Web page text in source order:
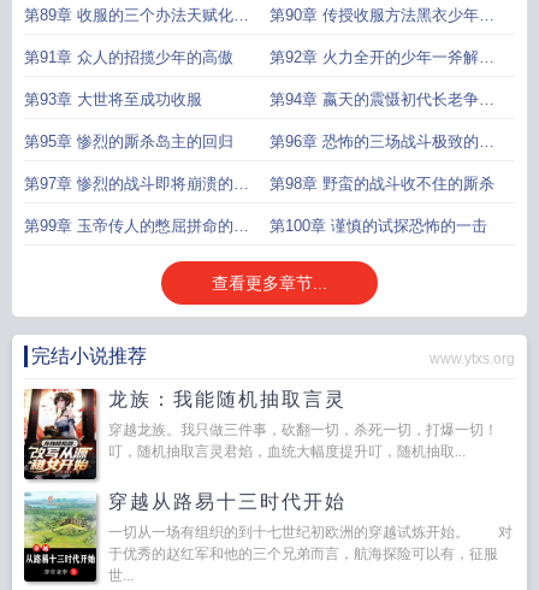
第89章 收服的三个办法天赋化敌
为友
第90章 传授收服方法黑衣少年的
过去
第91章 众人的招揽少年的高傲 第92章 火力全开的少年一斧解决
的战斗
第93章 大世将至成功收服 第94章 嬴天的震慑初代长老争夺
赛
第95章 惨烈的厮杀岛主的回归 第96章 恐怖的三场战斗极致的拼
杀
第97章 惨烈的战斗即将崩溃的异
空间
第98章 野蛮的战斗收不住的厮杀
第99章 玉帝传人的憋屈拼命的厮 第100章 谨慎的试探恐怖的一击
查看更多章节...
完结小说推荐 www.ytxs.org
龙族：我能随机抽取言灵
穿越龙族。我只做三件事，砍翻一切，杀死一切，打爆一切！
叮，随机抽取言灵君焰，血统大幅度提升叮，随机抽取...
穿越从路易十三时代开始
一切从一场有组织的到十七世纪初欧洲的穿越试炼开始。 对
于优秀的赵红军和他的三个兄弟而言，航海探险可以有，征服
世...